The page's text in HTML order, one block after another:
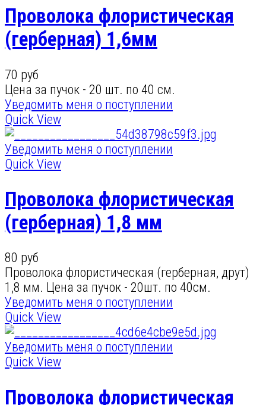
Проволока флористическая
(герберная) 1,6мм
70 руб
Цена за пучок - 20 шт. по 40 см.
Уведомить меня о поступлении
Quick View
Уведомить меня о поступлении
Quick View
Проволока флористическая
(герберная) 1,8 мм
80 руб
Проволока флористическая (герберная, друт)
1,8 мм. Цена за пучок - 20шт. по 40см.
Уведомить меня о поступлении
Quick View
Уведомить меня о поступлении
Quick View
Проволока флористическая